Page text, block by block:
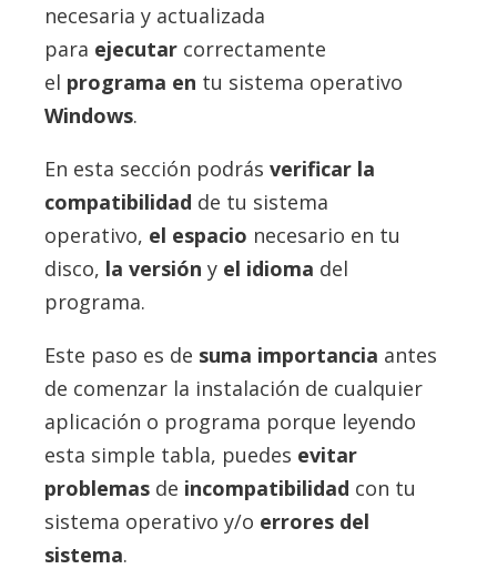
necesaria y actualizada
para ejecutar correctamente
el programa en tu sistema operativo
Windows.
En esta sección podrás verificar la
compatibilidad de tu sistema
operativo, el espacio necesario en tu
disco, la versión y el idioma del
programa.
Este paso es de suma importancia antes
de comenzar la instalación de cualquier
aplicación o programa porque leyendo
esta simple tabla, puedes evitar
problemas de incompatibilidad con tu
sistema operativo y/o errores del
sistema.